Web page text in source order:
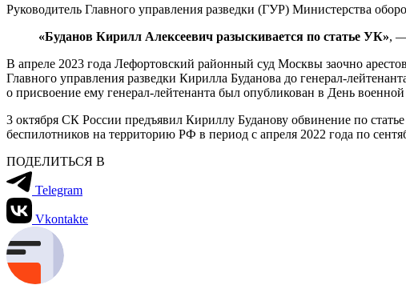
Руководитель Главного управления разведки (ГУР) Министерства
«Буданов Кирилл Алексеевич разыскивается по статье УК», —
В апреле 2023 года Лефортовский районный суд Москвы заочно
Главного управления разведки Кирилла Буданова до генерал-
о присвоение ему генерал-лейтенанта был опубликован в День
3 октября СК России предъявил Кириллу Буданову обвинение по
беспилотников на территорию РФ в период с апреля 2022 года по
ПОДЕЛИТЬСЯ В
Telegram
Vkontakte